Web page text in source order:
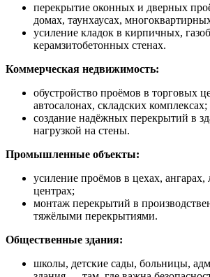
перекрытие оконных и дверных
домах, таунхаусах,
усиление кладок в кирпичных,
керамзитобетонных стенах.
Коммерческая недвижимость:
обустройство проёмов в торговых
автосалонах, складских комплексах;
создание надёжных перекрытий в
нагрузкой на стены.
Промышленные объекты:
усиление проёмов в цехах, ангарах,
центрах;
монтаж перекрытий в
тяжёлыми перекрытиями.
Общественные здания:
школы, детские сады, больницы,